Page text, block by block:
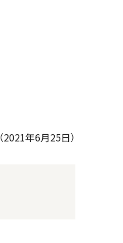
（2021年6月25日）